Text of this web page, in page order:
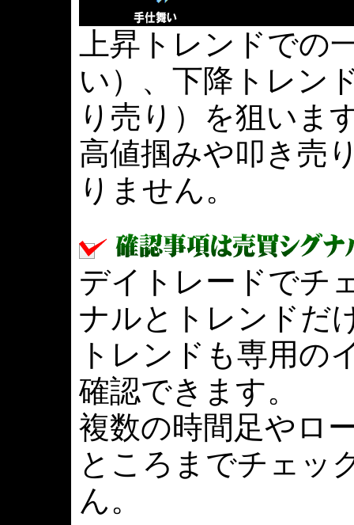
上昇トレンドでの
い）、下降トレン
り売り）を狙いま
高値掴みや叩き売
りません。
デイトレードでチ
ナルとトレンドだ
トレンドも専用の
確認できます。
複数の時間足やロ
ところまでチェッ
ん。